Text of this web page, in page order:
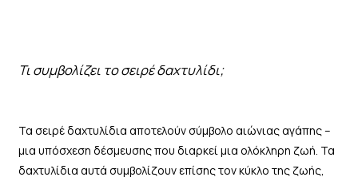
Τι συμβολίζει το σειρέ δαχτυλίδι;
Τα σειρέ δαχτυλίδια αποτελούν σύμβολο αιώνιας αγάπης –
μια υπόσχεση δέσμευσης που διαρκεί μια ολόκληρη ζωή. Τα
δαχτυλίδια αυτά συμβολίζουν επίσης τον κύκλο της ζωής,